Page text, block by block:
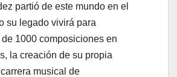
partió de este mundo en el
su legado vivirá para
1000 composiciones en
la creación de su propia
musical de